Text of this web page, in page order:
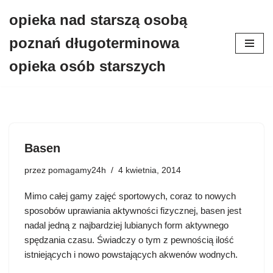
do
treści
opieka nad starszą osobą
poznań długoterminowa
opieka osób starszych
Basen
przez pomagamy24h 4 kwietnia, 2014
Mimo całej gamy zajęć sportowych, coraz to nowych
sposobów uprawiania aktywności fizycznej, basen jest
nadal jedną z najbardziej lubianych form aktywnego
spędzania czasu. Świadczy o tym z pewnością ilość
istniejących i nowo powstających akwenów wodnych.